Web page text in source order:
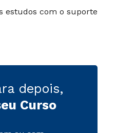
estudos com o suporte
depois,
Curso